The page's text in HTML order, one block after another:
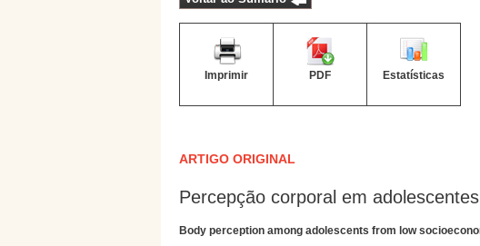
Imprimir PDF Estatísticas
ARTIGO ORIGINAL
Percepção corporal em
Body perception among adolescents from low